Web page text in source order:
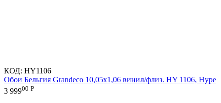
КОД: HY1106
Обои Бельгия Grandeco 10,05х1,06 винил/флиз. HY 1106, Hype
3 99900 Р